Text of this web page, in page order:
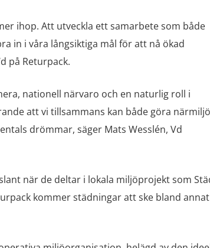
ihop. Att utveckla ett samarbete som både
in i våra långsiktiga mål för att nå ökad
på Returpack.
nationell närvaro och en naturlig roll i
att vi tillsammans kan både göra
drömmar, säger Mats Wesslén, Vd
när de deltar i lokala miljöprojekt som
kommer städningar att ske bland annat